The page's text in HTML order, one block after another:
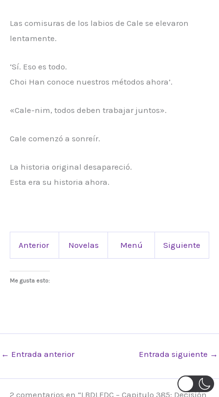
Las comisuras de los labios de Cale se elevaron
lentamente.
‘Sí. Eso es todo.
Choi Han conoce nuestros métodos ahora’.
«Cale-nim, todos deben trabajar juntos».
Cale comenzó a sonreír.
La historia original desapareció.
Esta era su historia ahora.
Anterior Novelas Menú Siguiente
Me gusta esto:
← Entrada anterior Entrada siguiente →
2 comentarios en “LBDLFDC – Capitulo 385: Decisión